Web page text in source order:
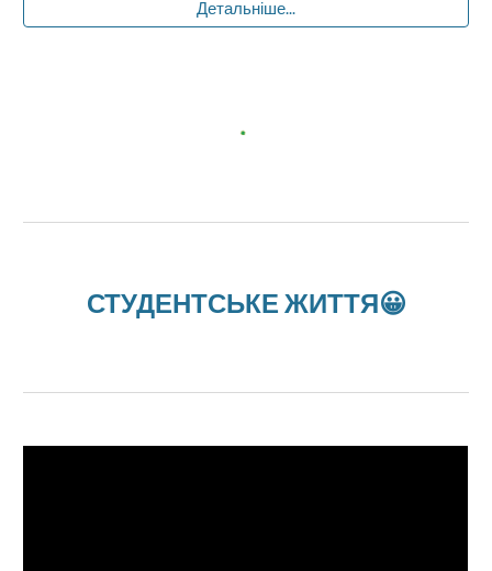
Детальніше...
СТУДЕНТСЬКЕ ЖИТТЯ😀